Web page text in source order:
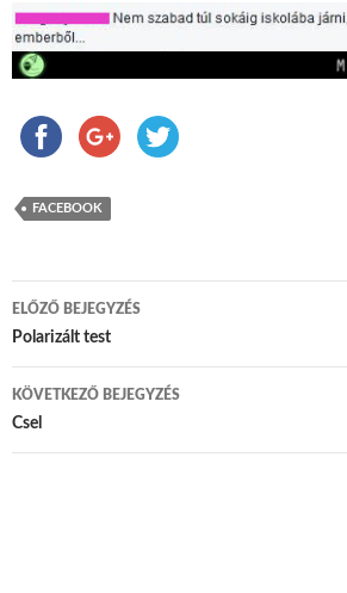
FACEBOOK
Bejegyzés navigáció
ELŐZŐ BEJEGYZÉS
Polarizált test
KÖVETKEZŐ BEJEGYZÉS
Csel